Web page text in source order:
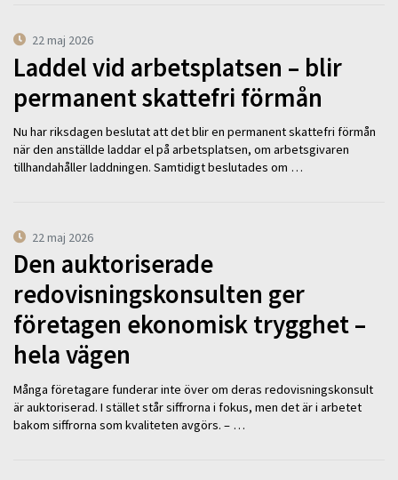
22 maj 2026
Laddel vid arbetsplatsen – blir
permanent skattefri förmån
Nu har riksdagen beslutat att det blir en permanent skattefri förmån
när den anställde laddar el på arbetsplatsen, om arbetsgivaren
tillhandahåller laddningen. Samtidigt beslutades om …
22 maj 2026
Den auktoriserade
redovisningskonsulten ger
företagen ekonomisk trygghet –
hela vägen
Många företagare funderar inte över om deras redovisningskonsult
är auktoriserad. I stället står siffrorna i fokus, men det är i arbetet
bakom siffrorna som kvaliteten avgörs. – …